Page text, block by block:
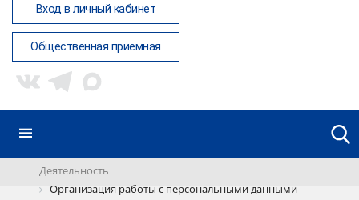
Вход в личный кабинет
Общественная приемная
Деятельность
Организация работы с персональными данными